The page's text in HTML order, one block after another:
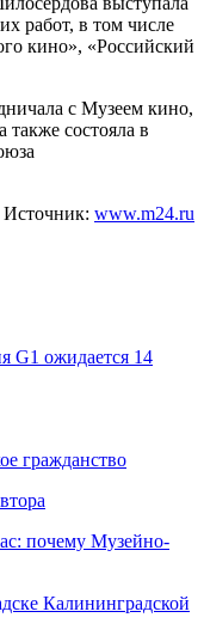
работ, в том числе
кино», «Российский
с Музеем кино,
состояла в
Источник: www.m24.ru
G1 ожидается 14
гражданство
почему Музейно-
Калининградской